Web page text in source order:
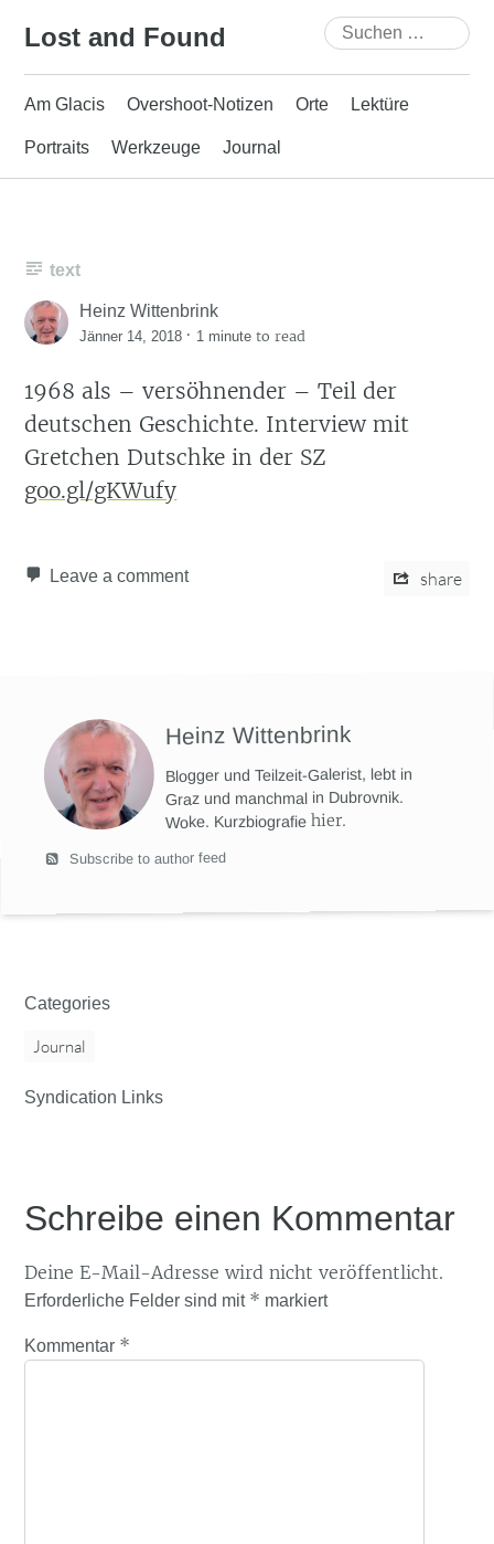
Lost and Found
Suchen
nach:
Am Glacis Overshoot-Notizen Orte Lektüre
Portraits Werkzeuge Journal
text
Heinz Wittenbrink
Jänner 14, 2018 · 1 minute to read
1968 als – versöhnender – Teil der
deutschen Geschichte. Interview mit
Gretchen Dutschke in der SZ
goo.gl/gKWufy
Leave a comment share
Heinz Wittenbrink
Blogger und Teilzeit-Galerist, lebt in
Graz und manchmal in Dubrovnik.
Woke. Kurzbiografiehier.
Subscribe to author feed
Categories
Journal
Syndication Links
Schreibe einen Kommentar
Deine E-Mail-Adresse wird nicht veröffentlicht.
Erforderliche Felder sind mit * markiert
Kommentar *